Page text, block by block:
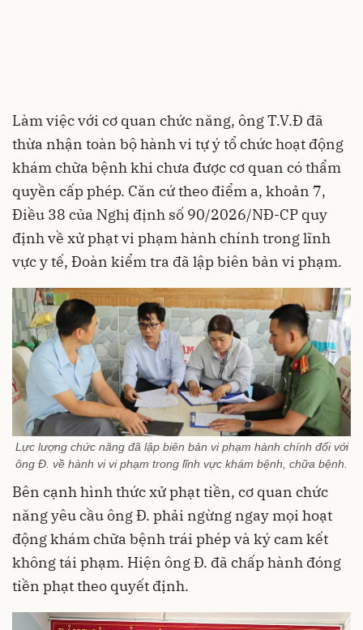
Làm việc với cơ quan chức năng, ông T.V.Đ đã
thừa nhận toàn bộ hành vi tự ý tổ chức hoạt động
khám chữa bệnh khi chưa được cơ quan có thẩm
quyền cấp phép. Căn cứ theo điểm a, khoản 7,
Điều 38 của Nghị định số 90/2026/NĐ-CP quy
định về xử phạt vi phạm hành chính trong lĩnh
vực y tế, Đoàn kiểm tra đã lập biên bản vi phạm.
Lực lượng chức năng đã lập biên bản vi phạm hành chính đối với
ông Đ. về hành vi vi phạm trong lĩnh vực khám bệnh, chữa bệnh.
Bên cạnh hình thức xử phạt tiền, cơ quan chức
năng yêu cầu ông Đ. phải ngừng ngay mọi hoạt
động khám chữa bệnh trái phép và ký cam kết
không tái phạm. Hiện ông Đ. đã chấp hành đóng
tiền phạt theo quyết định.